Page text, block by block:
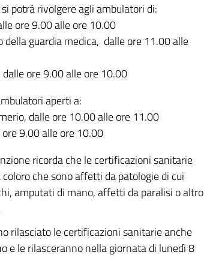
potrà rivolgere agli ambulatori di:
ore 9.00 alle ore 10.00
della guardia medica, dalle ore 11.00 alle
ore 9.00 alle ore 10.00
aperti a:
dalle ore 10.00 alle ore 11.00
9.00 alle ore 10.00
ricorda che le certificazioni sanitarie
che sono affetti da patologie di cui
amputati di mano, affetti da paralisi o altro
rilasciato le certificazioni sanitarie anche
e le rilasceranno nella giornata di lunedì 8